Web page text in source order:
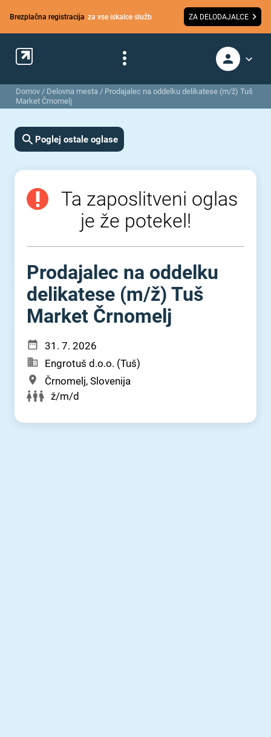
Brezplačna registracija za vse iskalce služb ZA DELODAJALCE
Domov / Delovna mesta / Prodajalec na oddelku delikatese (m/ž) Tuš
Market Črnomelj
Poglej ostale oglase
Ta zaposlitveni oglas
je že potekel!
Prodajalec na oddelku
delikatese (m⁠/⁠ž) Tuš
Market Črnomelj
31. 7. 2026
Engrotuš d.o.o. (Tuš)
Črnomelj, Slovenija
ž/m/d